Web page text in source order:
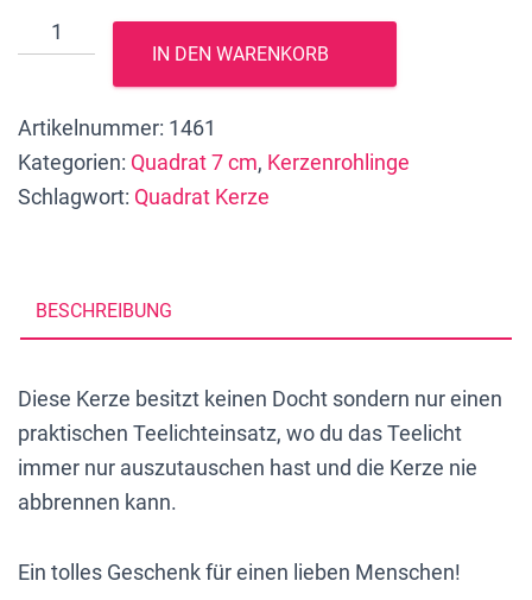
Nachhaltige
quadratische
mit
Teelichteinsatz,
15
7
aus
Recycling-
Wachs,
gebrochenes
Menge
IN DEN WARENKORB
Artikelnummer: 1461
Kategorien: Quadrat 7 cm, Kerzenrohlinge
Schlagwort: Quadrat Kerze
BESCHREIBUNG
Diese Kerze besitzt keinen Docht sondern nur einen
praktischen Teelichteinsatz, wo du das Teelicht
immer nur auszutauschen hast und die Kerze nie
abbrennen kann.
Ein tolles Geschenk für einen lieben Menschen!